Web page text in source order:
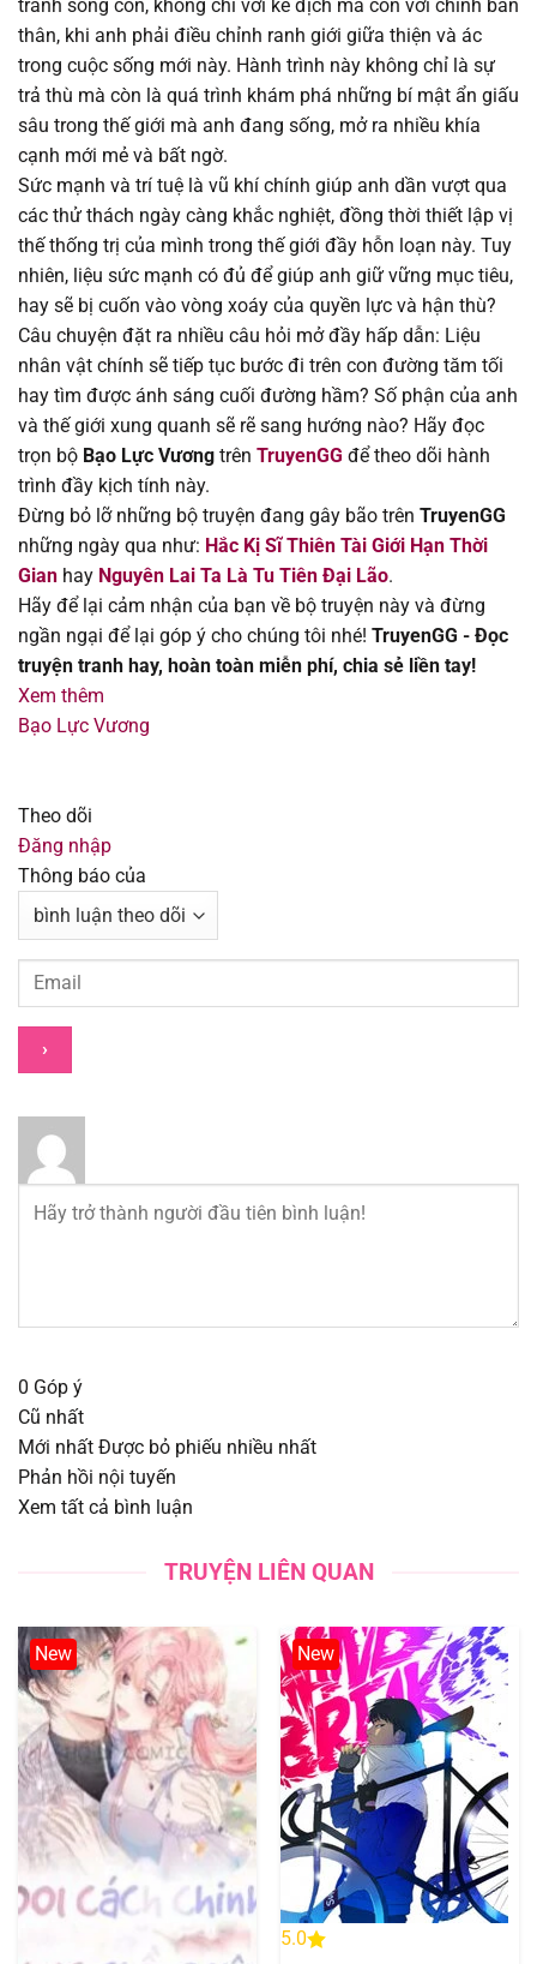
Chapter 58 18/08/2025
Chapter 57 18/08/2025
Chapter 56 18/08/2025
Chapter 55 11/08/2025
Chapter 54 11/08/2025
Chapter 53 11/08/2025
Chapter 51 11/08/2025
Chapter 50 11/08/2025
Chapter 49
Chapter 48 11/08/2025
Chapter 47 11/08/2025
Chapter 46
Chapter 44
Chapter 43
Chapter 42
Chapter 41
Chapter 40
Chapter 39
Chapter 38
Chapter 34
Chapter 33
Chapter 30 11/08/2025
Chapter 29 11/08/2025
Chapter 28 11/08/2025
Chapter 27 11/08/2025
Chapter 26 11/08/2025
tranh sống còn, không chỉ với kẻ địch mà còn với chính bản
thân, khi anh phải điều chỉnh ranh giới giữa thiện và ác
trong cuộc sống mới này. Hành trình này không chỉ là sự
trả thù mà còn là quá trình khám phá những bí mật ẩn giấu
sâu trong thế giới mà anh đang sống, mở ra nhiều khía
cạnh mới mẻ và bất ngờ.
Sức mạnh và trí tuệ là vũ khí chính giúp anh dần vượt qua
các thử thách ngày càng khắc nghiệt, đồng thời thiết lập vị
thế thống trị của mình trong thế giới đầy hỗn loạn này. Tuy
nhiên, liệu sức mạnh có đủ để giúp anh giữ vững mục tiêu,
hay sẽ bị cuốn vào vòng xoáy của quyền lực và hận thù?
Câu chuyện đặt ra nhiều câu hỏi mở đầy hấp dẫn: Liệu
nhân vật chính sẽ tiếp tục bước đi trên con đường tăm tối
hay tìm được ánh sáng cuối đường hầm? Số phận của anh
và thế giới xung quanh sẽ rẽ sang hướng nào? Hãy đọc
trọn bộ Bạo Lực Vương trên TruyenGG để theo dõi hành
trình đầy kịch tính này.
Đừng bỏ lỡ những bộ truyện đang gây bão trên TruyenGG
những ngày qua như: Hắc Kị Sĩ Thiên Tài Giới Hạn Thời
Gian hay Nguyên Lai Ta Là Tu Tiên Đại Lão.
Hãy để lại cảm nhận của bạn về bộ truyện này và đừng
ngần ngại để lại góp ý cho chúng tôi nhé! TruyenGG - Đọc
truyện tranh hay, hoàn toàn miễn phí, chia sẻ liền tay!
Xem thêm
Bạo Lực Vương
Theo dõi
Đăng nhập
Thông báo của
0 Góp ý
Cũ nhất
Mới nhất Được bỏ phiếu nhiều nhất
Phản hồi nội tuyến
Xem tất cả bình luận
TRUYỆN LIÊN QUAN
New New
5.0